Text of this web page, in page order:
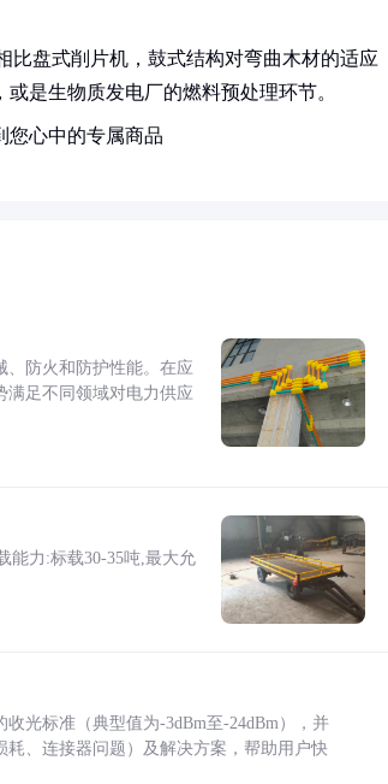
比盘式削片机，鼓式结构对弯曲木材的适应
是生物质发电厂的燃料预处理环节。
您心中的专属商品
、防火和防护性能。在应
满足不同领域对电力供应
能力:标载30-35吨,最大允
光标准（典型值为-3dBm至-24dBm），并
、连接器问题）及解决方案，帮助用户快